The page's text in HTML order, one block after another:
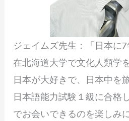
ジェイムズ先生：「日本に
在北海道大学で文化人類学
日本が大好きで、日本中を
日本語能力試験１級に合格
でお会いできるのを楽しみ